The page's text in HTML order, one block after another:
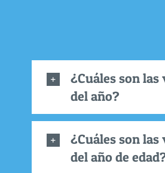
¿Cuáles son
del año?
¿Cuáles son
del año de